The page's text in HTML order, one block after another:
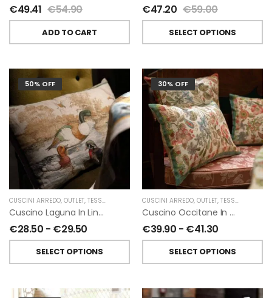
€49.41 €54.90
ADD TO CART
€47.20 €59.00
SELECT OPTIONS
50% OFF
CUSCINI ARREDO, OUTLET, TESSITURA TOSCANA TELERIE
Cuscino Laguna In Lino Di Tessitura Toscana Telerie
€28.50 - €29.50
SELECT OPTIONS
30% OFF
CUSCINI ARREDO, OUTLET, TESSITURA TOSCANA TELERIE
Cuscino Occitane In Lino Di Tessitura Toscana Telerie
€39.90 - €41.30
SELECT OPTIONS